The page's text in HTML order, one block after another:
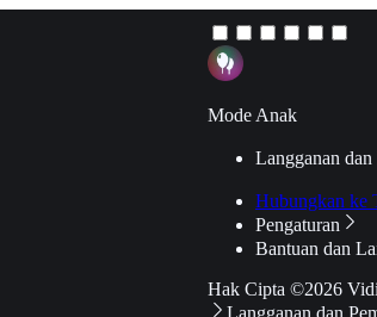
Mode Anak
Langganan dan
Hubungkan ke
Pengaturan
Bantuan dan
Hak Cipta ©2026
Langganan dan